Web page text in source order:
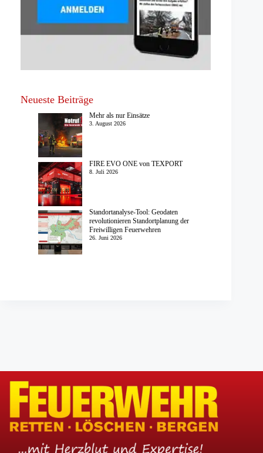
Neueste Beiträge
Mehr als nur Einsätze
3. August 2026
FIRE EVO ONE von TEXPORT
8. Juli 2026
Standortanalyse-Tool: Geodaten
revolutionieren Standortplanung der
Freiwilligen Feuerwehren
26. Juni 2026